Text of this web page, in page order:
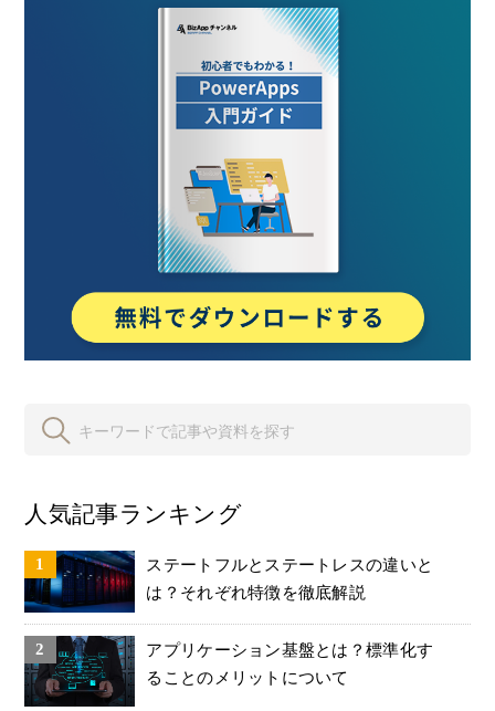
人気記事ランキング
ステートフルとステートレスの違いと
は？それぞれ特徴を徹底解説
アプリケーション基盤とは？標準化す
ることのメリットについて